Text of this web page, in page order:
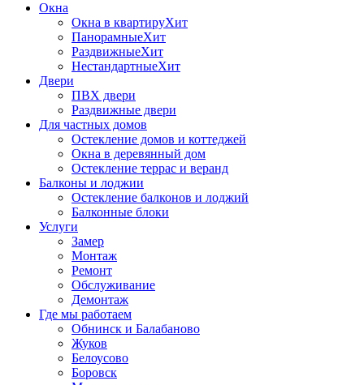
Окна
Окна в квартируХит
ПанорамныеХит
РаздвижныеХит
НестандартныеХит
Двери
ПВХ двери
Раздвижные двери
Для частных домов
Остекление домов и коттеджей
Окна в деревянный дом
Остекление террас и веранд
Балконы и лоджии
Остекление балконов и лоджий
Балконные блоки
Услуги
Замер
Монтаж
Ремонт
Обслуживание
Демонтаж
Где мы работаем
Обнинск и Балабаново
Жуков
Белоусово
Боровск